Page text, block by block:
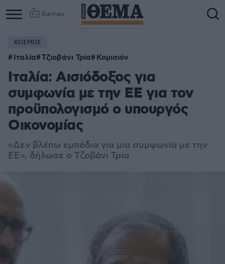
Games
ΚΟΣΜΟΣ
Ιταλία Τζιοβάνι Τρία Κομισιόν
Ιταλία: Αισιόδοξος για
συμφωνία με την ΕΕ για τον
προϋπολογισμό ο υπουργός
Οικονομίας
«Δεν βλέπω εμπόδια για μια συμφωνία με την
ΕΕ», δήλωσε ο Τζοβάνι Τρία